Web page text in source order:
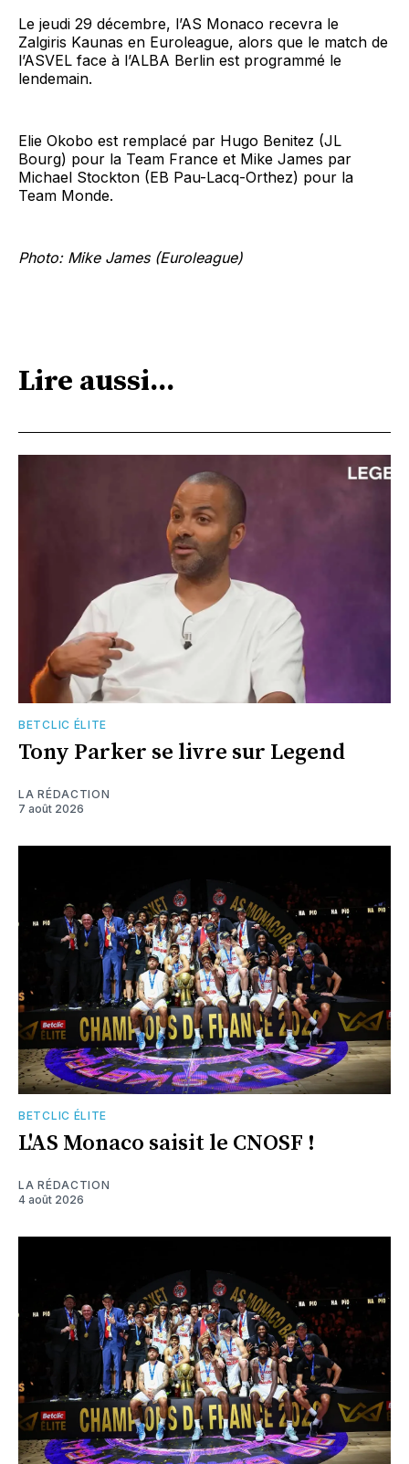
Le jeudi 29 décembre, l’AS Monaco recevra le
Zalgiris Kaunas en Euroleague, alors que le match de
l’ASVEL face à l’ALBA Berlin est programmé le
lendemain.
Elie Okobo est remplacé par Hugo Benitez (JL
Bourg) pour la Team France et Mike James par
Michael Stockton (EB Pau-Lacq-Orthez) pour la
Team Monde.
Photo: Mike James (Euroleague)
Lire aussi...
BETCLIC ÉLITE
Tony Parker se livre sur Legend
LA RÉDACTION
7 août 2026
BETCLIC ÉLITE
L'AS Monaco saisit le CNOSF !
LA RÉDACTION
4 août 2026